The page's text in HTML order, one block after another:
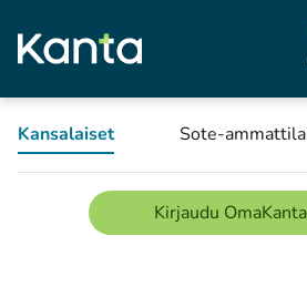
Kansalaiset Sote-
Kirjaudu